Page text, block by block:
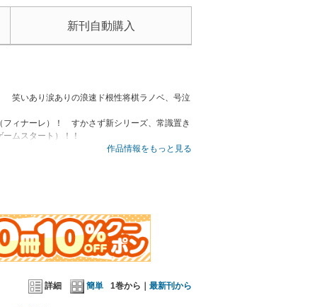
新刊自動購入
いあり涙ありの浪速ド根性将棋ラノベ、号泣
フィナーレ）！ すかさず新シリーズ、常識置き
ムスタート）！！
作品情報をもっと見る
詳細 簡単 1巻から｜ 最新刊から